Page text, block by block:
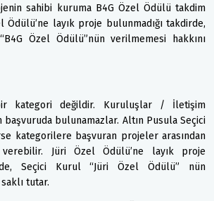
sahibi kuruma B4G Özel Ödülü takdim
Ödülü’ne layık proje bulunmadığı takdirde,
Özel Ödülü”nün verilmemesi hakkını
kategori değildir. Kuruluşlar / İletişim
başvuruda bulunamazlar. Altın Pusula Seçici
kategorilere başvuran projeler arasından
Jüri Özel Ödülü’ne layık proje
Seçici Kurul “Jüri Özel Ödülü” nün
tutar.